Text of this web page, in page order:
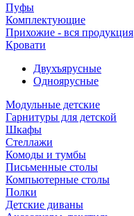
Пуфы
Комплектующие
Прихожие - вся продукция
Кровати
Двухъярусные
Одноярусные
Модульные детские
Гарнитуры для детской
Шкафы
Стеллажи
Комоды и тумбы
Письменные столы
Компьютерные столы
Полки
Детские диваны